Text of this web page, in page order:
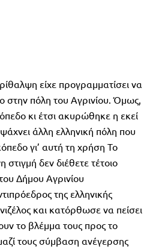
είχε προγραμματίσει να
στην πόλη του Αγρινίου. Όμως,
κι έτσι ακυρώθηκε η εκεί
άλλη ελληνική πόλη που
γι’ αυτή τη χρήση Το
στιγμή δεν διέθετε τέτοιο
Δήμου Αγρινίου
της ελληνικής
και κατόρθωσε να πείσει
το βλέμμα τους προς το
τους σύμβαση ανέγερσης